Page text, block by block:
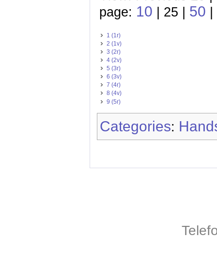
page: 10 | 25 | 50
1 (1r)
2 (1v)
3 (2r)
4 (2v)
5 (3r)
6 (3v)
7 (4r)
8 (4v)
9 (5r)
Categories: